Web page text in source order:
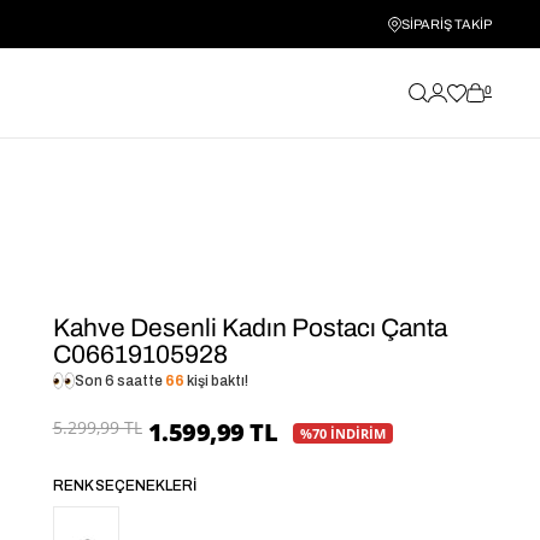
SİPARİŞ TAKİP
0
Kahve Desenli Kadın Postacı Çanta
C06619105928
Son 6 saatte 66 kişi baktı!
5.299,99 TL 1.599,99 TL %70 İNDİRİM
RENK SEÇENEKLERI